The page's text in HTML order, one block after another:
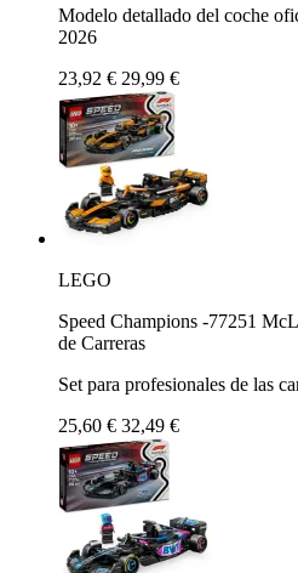
Modelo detallado del coche
2026
23,92 € 29,99 €
LEGO
Speed Champions -77251
de Carreras
Set para profesionales de las
25,60 € 32,49 €